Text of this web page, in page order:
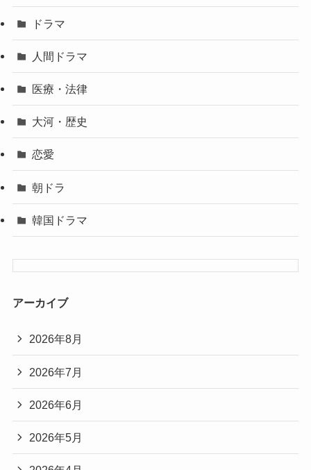
ドラマ
人間ドラマ
医療・法律
大河・歴史
恋愛
朝ドラ
韓国ドラマ
アーカイブ
2026年8月
2026年7月
2026年6月
2026年5月